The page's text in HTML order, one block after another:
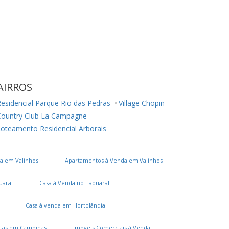
Parque Rio das Pedras
Village Chopin
Club La Campagne
Residencial Arborais
Residencial Terra Nova
Belle Ville
Conjunto Residencial Parque São Bento
Maria Helena
Vila Manoel Ferreira
Santa Marcelina
Parque Itália
em Valinhos Apartamentos à Venda em Valinhos
Casa à Venda no Taquaral
Casa à venda em Hortolândia